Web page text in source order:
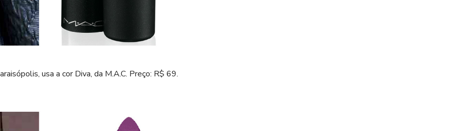
usa a cor Diva, da M.A.C. Preço: R$ 69.